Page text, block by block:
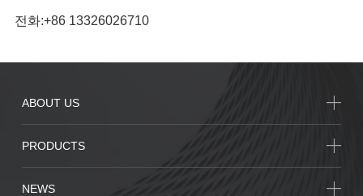
전화:+86 13326026710
ABOUT US
PRODUCTS
NEWS